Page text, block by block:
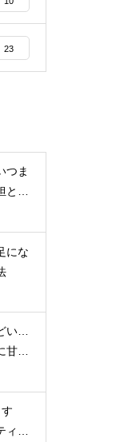
23
つま
とそ
にな
い…
甘え
ィン